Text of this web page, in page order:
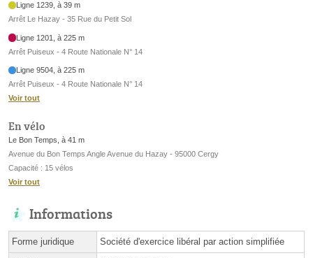
Ligne 1239, à 39 m
Arrêt Le Hazay - 35 Rue du Petit Sol
Ligne 1201, à 225 m
Arrêt Puiseux - 4 Route Nationale N° 14
Ligne 9504, à 225 m
Arrêt Puiseux - 4 Route Nationale N° 14
Voir tout
En vélo
Le Bon Temps, à 41 m
Avenue du Bon Temps Angle Avenue du Hazay - 95000 Cergy
Capacité : 15 vélos
Voir tout
Informations
Forme juridique Société d'exercice libéral par action simplifiée